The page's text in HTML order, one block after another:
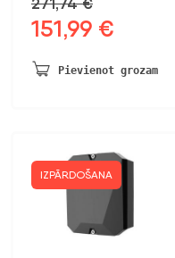
Sākotnējā
bija:
151,99 €
ir:
Pievienot grozam
IZPĀRDOŠANA